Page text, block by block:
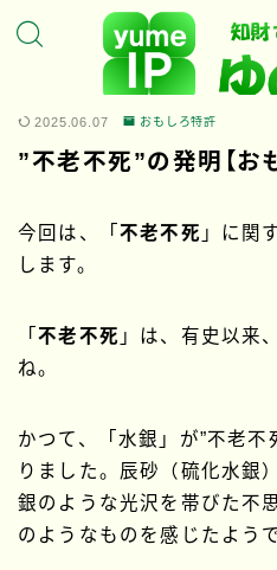
ホーム
ゆめ知財のサービスにつ
お問い合わせ
2025.06.07 おもしろ特許
”不老不死”の発明【お
今回は、「 不老不死 」に関
します。
「不老不死 」は、有史以来
ね。
かつて、「水銀」が”不老不
りました。辰砂（硫化水銀
銀のような光沢を帯びた不
のようなものを感じたようで